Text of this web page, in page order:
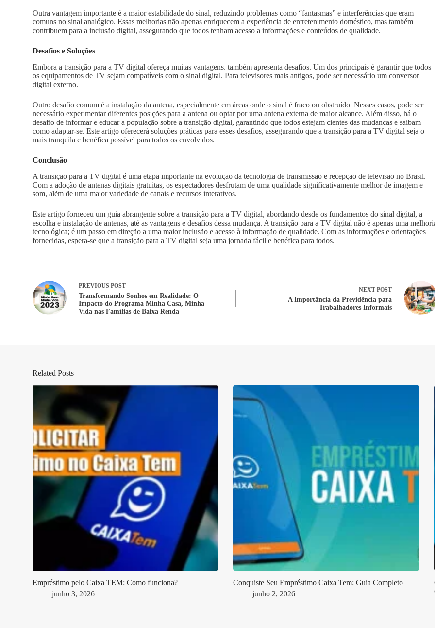
Outra vantagem importante é a maior estabilidade do sinal, reduzindo problemas como “fantasmas” e interferências que eram
comuns no sinal analógico. Essas melhorias não apenas enriquecem a experiência de entretenimento doméstico, mas também
contribuem para a inclusão digital, assegurando que todos tenham acesso a informações e conteúdos de qualidade.
Desafios e Soluções
Embora a transição para a TV digital ofereça muitas vantagens, também apresenta desafios. Um dos principais é garantir que todos
os equipamentos de TV sejam compatíveis com o sinal digital. Para televisores mais antigos, pode ser necessário um conversor
digital externo.
Outro desafio comum é a instalação da antena, especialmente em áreas onde o sinal é fraco ou obstruído. Nesses casos, pode ser
necessário experimentar diferentes posições para a antena ou optar por uma antena externa de maior alcance. Além disso, há o
desafio de informar e educar a população sobre a transição digital, garantindo que todos estejam cientes das mudanças e saibam
como adaptar-se. Este artigo oferecerá soluções práticas para esses desafios, assegurando que a transição para a TV digital seja o
mais tranquila e benéfica possível para todos os envolvidos.
Conclusão
A transição para a TV digital é uma etapa importante na evolução da tecnologia de transmissão e recepção de televisão no Brasil.
Com a adoção de antenas digitais gratuitas, os espectadores desfrutam de uma qualidade significativamente melhor de imagem e
som, além de uma maior variedade de canais e recursos interativos.
Este artigo forneceu um guia abrangente sobre a transição para a TV digital, abordando desde os fundamentos do sinal digital, a
escolha e instalação de antenas, até as vantagens e desafios dessa mudança. A transição para a TV digital não é apenas uma
tecnológica; é um passo em direção a uma maior inclusão e acesso à informação de qualidade. Com as informações e orientações
fornecidas, espera-se que a transição para a TV digital seja uma jornada fácil e benéfica para todos.
PREVIOUSPOST
Transformando Sonhos em Realidade: O
Impacto do Programa Minha Casa, Minha
Vida nas Famílias de Baixa Renda
NEXT POST
A Importância da Previdência para
Trabalhadores Informais
Related Posts
Empréstimo pelo Caixa TEM: Como funciona?
junho 3, 2026
Conquiste Seu Empréstimo Caixa Tem: Guia Completo
junho 2, 2026